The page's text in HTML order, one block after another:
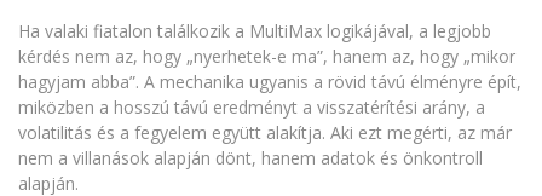
Ha valaki fiatalon találkozik a MultiMax logikájával, a legjobb
kérdés nem az, hogy „nyerhetek-e ma”, hanem az, hogy „mikor
hagyjam abba”. A mechanika ugyanis a rövid távú élményre épít,
miközben a hosszú távú eredményt a visszatérítési arány, a
volatilitás és a fegyelem együtt alakítja. Aki ezt megérti, az már
nem a villanások alapján dönt, hanem adatok és önkontroll
alapján.